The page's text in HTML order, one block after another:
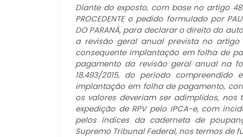
Diante do exposto, com base no artigo
PROCEDENTE o pedido formulado por
DO PARANÁ, para declarar o direito do
a revisão geral anual prevista no artigo
consequente implantação em folha de
pagamento da revisão geral anual na
18.493/2015, do período
implantação em folha de pagamento,
os valores deveriam ser adimplidos, nos
expedição de RPV pelo IPCA-e, com
pelos índices da caderneta de
Supremo Tribunal Federal, nos termos de